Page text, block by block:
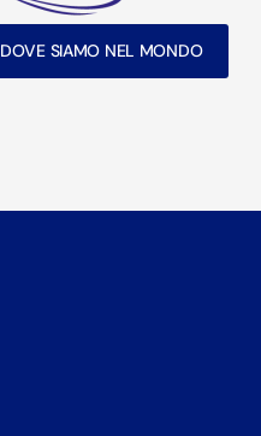
DOVE SIAMO NEL MONDO